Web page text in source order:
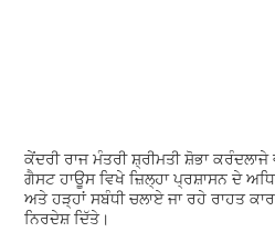
ਕੇਂਦਰੀ ਰਾਜ ਮੰਤਰੀ ਸ਼੍ਰੀਮਤੀ ਸ਼ੋਭਾ
ਗੈਸਟ ਹਾਊਸ ਵਿਖੇ ਜ਼ਿਲ੍ਹਾ ਪ੍ਰਸ਼ਾਸਨ ਦੇ
ਅਤੇ ਹੜ੍ਹਾਂ ਸਬੰਧੀ ਚਲਾਏ ਜਾ ਰਹੇ ਰਾਹਤ
ਨਿਰਦੇਸ਼ ਦਿੱਤੇ।